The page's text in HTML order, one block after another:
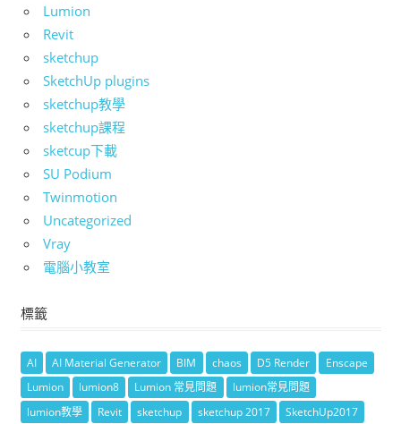
Lumion
Revit
sketchup
SketchUp plugins
sketchup教學
sketchup課程
sketcup下載
SU Podium
Twinmotion
Uncategorized
Vray
電腦小教室
標籤
AI AI Material Generator BIM chaos D5 Render
Enscape
Lumion
lumion8 Lumion 常見問題
lumion常見問題
lumion教學
Revit sketchup sketchup 2017
SketchUp2017